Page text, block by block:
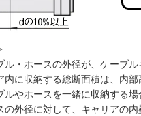
・ホースの外径が、ケーブ
に収納する総断面積は、内
やホースを一緒に収納する
外径に対して、キャリアの